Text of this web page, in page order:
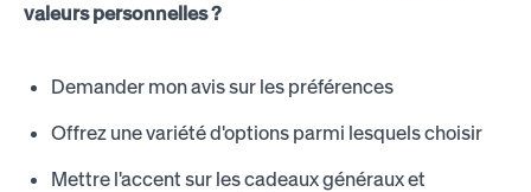
valeurs personnelles ?
Demander mon avis sur les préférences
Offrez une variété d'options parmi lesquels choisir
Mettre l'accent sur les cadeaux généraux et